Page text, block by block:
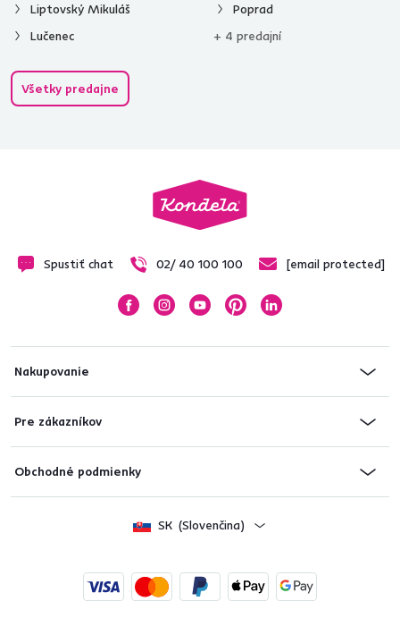
Liptovský Mikuláš
Lučenec
Poprad
+ 4 predajní
Všetky predajne
Spustiť chat 02/ 40 100 100 [email protected]
Nakupovanie
Pre zákazníkov
Obchodné podmienky
SK (Slovenčina)